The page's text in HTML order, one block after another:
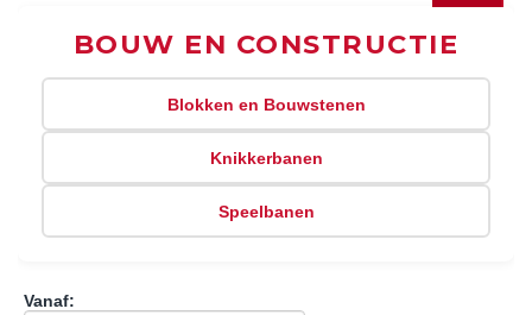
BOUW EN CONSTRUCTIE
Blokken en Bouwstenen
Knikkerbanen
Speelbanen
Vanaf: